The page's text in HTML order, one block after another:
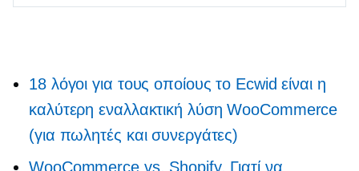
18 λόγοι για τους οποίους το Ecwid είναι η
καλύτερη εναλλακτική λύση WooCommerce
(για πωλητές και συνεργάτες)
WooCommerce vs. Shopify. Γιατί να